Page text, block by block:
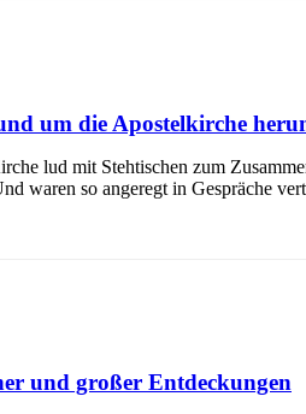
um die Apostelkirche
lud mit Stehtischen zum
waren so angeregt in Gespräche
und großer Entdeckungen